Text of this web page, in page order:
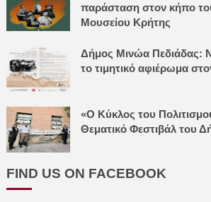
παράσταση στον κήπο
Μουσείου Κρήτης
Δήμος Μινώα Πεδιάδας:
το τιμητικό αφιέρωμα
«Ο Κύκλος του
Θεματικό Φεστιβάλ του
FIND US ON FACEBOOK